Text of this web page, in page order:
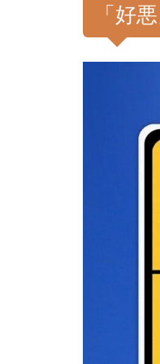
「好